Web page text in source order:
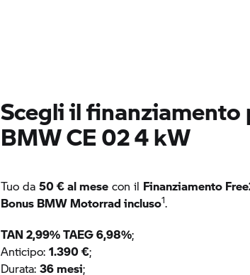
Scegli il finanziamento
BMW CE 024 kW
Tuo da 50 € al mesecon il Finanziamento
Bonus BMW Motorrad incluso1.
TAN 2,99% TAEG 6,98%;
Anticipo: 1.390 €;
Durata: 36 mesi;